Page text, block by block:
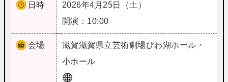
日時
2026年4月25日（土）
開演：10:00
会場 滋賀滋賀県立芸術劇場びわ湖ホール・
小ホール